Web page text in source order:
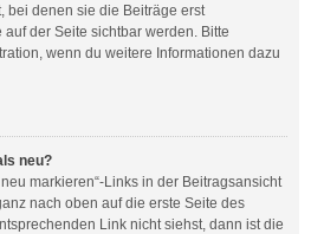
bei denen sie die Beiträge erst
der Seite sichtbar werden. Bitte
wenn du weitere Informationen dazu
neu?
markieren“-Links in der Beitragsansicht
nach oben auf die erste Seite des
Link nicht siehst, dann ist die